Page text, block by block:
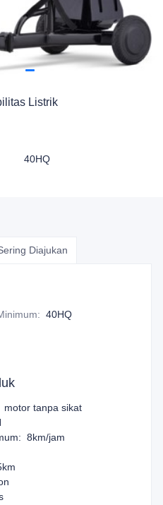
Listrik
40HQ
Diajukan
: 40HQ
motor tanpa sikat
8km/jam
6.5km